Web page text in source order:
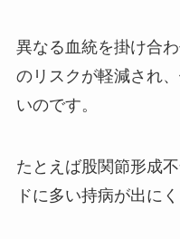
異なる血統を掛け合
のリスクが軽減され
いのです。
たとえば股関節形成
ドに多い持病が出に